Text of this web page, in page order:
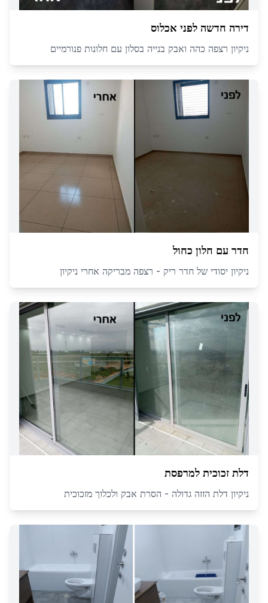
דירה חדשה לפני אכלוס
ניקיון רצפה כהה ואבק בנייה בסלון עם חלונות פנורמיים
חדר עם חלון כחול
ניקיון יסודי של חדר ריק - רצפה מבריקה אחרי ניקיון
דלת זכוכית למרפסת
ניקיון דלת הזזה גדולה - הסרת אבק ולכלוך מזכוכית